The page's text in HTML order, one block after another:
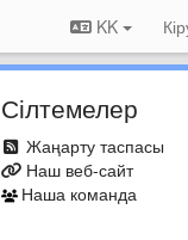
KK
Сілтемелер
Жаңарту таспасы
Наш веб-сайт
Наша команда